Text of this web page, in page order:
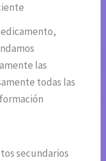
las
todas las
secundarios